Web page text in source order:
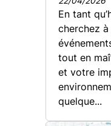
En tant
cherchez
tout en
et votre
quelque...